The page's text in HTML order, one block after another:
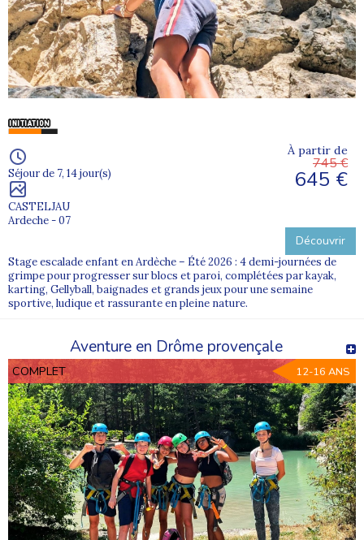
Séjour de 7, 14 jour(s)
CASTELJAU
Ardeche - 07
À partir de
745 €
645 €
Découvrir
Stage escalade enfant en Ardèche – Été 2026 : 4 demi-journées de
grimpe pour progresser sur blocs et paroi, complétées par kayak,
karting, Gellyball, baignades et grands jeux pour une semaine
sportive, ludique et rassurante en pleine nature.
Aventure en Drôme provençale
COMPLET 12-16 ANS